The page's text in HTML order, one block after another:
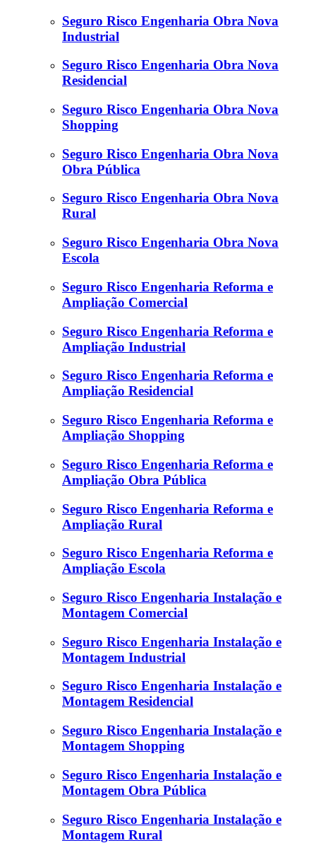
Seguro Risco Engenharia Obra Nova
Industrial
Seguro Risco Engenharia Obra Nova
Residencial
Seguro Risco Engenharia Obra Nova
Shopping
Seguro Risco Engenharia Obra Nova
Obra Pública
Seguro Risco Engenharia Obra Nova
Rural
Seguro Risco Engenharia Obra Nova
Escola
Seguro Risco Engenharia Reforma e
Ampliação Comercial
Seguro Risco Engenharia Reforma e
Ampliação Industrial
Seguro Risco Engenharia Reforma e
Ampliação Residencial
Seguro Risco Engenharia Reforma e
Ampliação Shopping
Seguro Risco Engenharia Reforma e
Ampliação Obra Pública
Seguro Risco Engenharia Reforma e
Ampliação Rural
Seguro Risco Engenharia Reforma e
Ampliação Escola
Seguro Risco Engenharia Instalação e
Montagem Comercial
Seguro Risco Engenharia Instalação e
Montagem Industrial
Seguro Risco Engenharia Instalação e
Montagem Residencial
Seguro Risco Engenharia Instalação e
Montagem Shopping
Seguro Risco Engenharia Instalação e
Montagem Obra Pública
Seguro Risco Engenharia Instalação e
Montagem Rural